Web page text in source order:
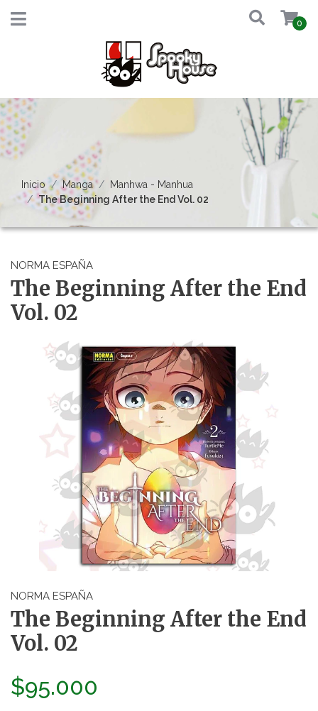
0
Inicio Manga
Manhwa - Manhua
The Beginning After the End Vol. 02
NORMA ESPAÑA
The Beginning After the End
Vol. 02
NORMA ESPAÑA
The Beginning After the End
Vol. 02
$95.000